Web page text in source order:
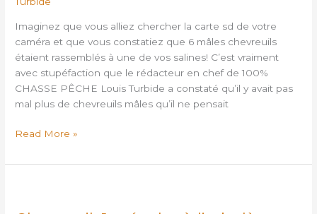
Imaginez que vous alliez chercher la carte sd de votre
caméra et que vous constatiez que 6 mâles chevreuils
étaient rassemblés à une de vos salines! C’est vraiment
avec stupéfaction que le rédacteur en chef de 100%
CHASSE PÊCHE Louis Turbide a constaté qu’il y avait pas
mal plus de chevreuils mâles qu’il ne pensait
saline
Read More »